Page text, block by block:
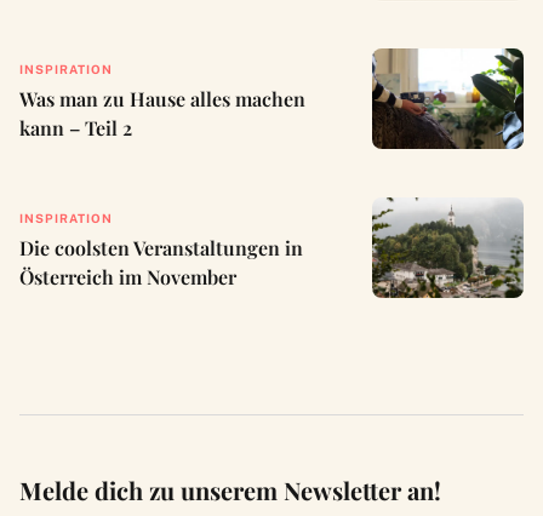
INSPIRATION
Was man zu Hause alles machen
kann – Teil 2
INSPIRATION
Die coolsten Veranstaltungen in
Österreich im November
Melde dich zu unserem Newsletter an!